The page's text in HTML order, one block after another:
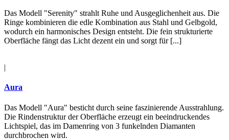
Das Modell "Serenity" strahlt Ruhe und Ausgeglichenheit aus. Die
Ringe kombinieren die edle Kombination aus Stahl und Gelbgold,
wodurch ein harmonisches Design entsteht. Die fein strukturierte
Oberfläche fängt das Licht dezent ein und sorgt für [...]
|
Aura
Das Modell "Aura" besticht durch seine faszinierende Ausstrahlung.
Die Rindenstruktur der Oberfläche erzeugt ein beeindruckendes
Lichtspiel, das im Damenring von 3 funkelnden Diamanten
durchbrochen wird.